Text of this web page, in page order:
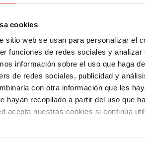
cookies
sitio web se usan para personalizar el
funciones de redes sociales y analizar
información sobre el uso que haga
de redes sociales, publicidad y
con otra información que les
hayan recopilado a partir del uso que
acepta nuestras cookies si continúa